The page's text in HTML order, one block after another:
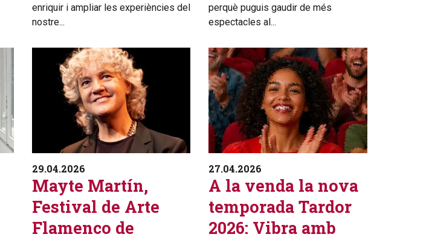
enriquir i ampliar les experiències del
nostre...
perquè puguis gaudir de més
espectacles al...
29.04.2026
Mayte Martín,
Festival de Arte
Flamenco de
27.04.2026
A la venda la nova
temporada Tardor
2026: Vibra amb